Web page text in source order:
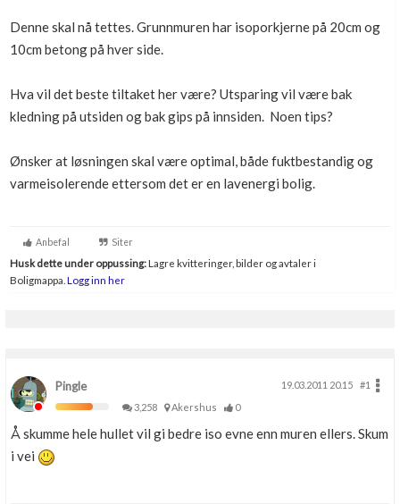
Denne skal nå tettes. Grunnmuren har isoporkjerne på 20cm og
10cm betong på hver side.
Hva vil det beste tiltaket her være? Utsparing vil være bak
kledning på utsiden og bak gips på innsiden. Noen tips?
Ønsker at løsningen skal være optimal, både fuktbestandig og
varmeisolerende ettersom det er en lavenergi bolig.
Anbefal Siter
Husk dette under oppussing:Lagre kvitteringer, bilder og avtaler i
Boligmappa. Logg inn her
Pingle 19.03.2011 20.15
#1
3,258
Akershus 0
Å skumme hele hullet vil gi bedre iso evne enn muren ellers. Skum
i vei